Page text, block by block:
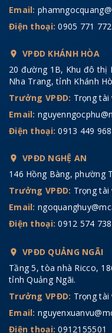
Email:
Điện thoại:0905 771 772
VPĐD KHÁNH HÒA
20 đường 1B, Khu đô thị
Nha Trang, tỉnh Khánh
Trưởng VPĐD: Trọng tài
Email:
Điện thoại:0913 449 968
VPĐD NGHỆ AN
146 Hồng Bàng, phường
Trưởng VPĐD: Trọng tài
Email:
Điện thoại:0912 574 738
VPĐD QUẢNG NGÃI
Tầng 5, tòa nhà Ricco,
tỉnh Quảng Ngãi.
Trưởng VPĐD: Trọng tài
Email:
Điện thoại:0912155501